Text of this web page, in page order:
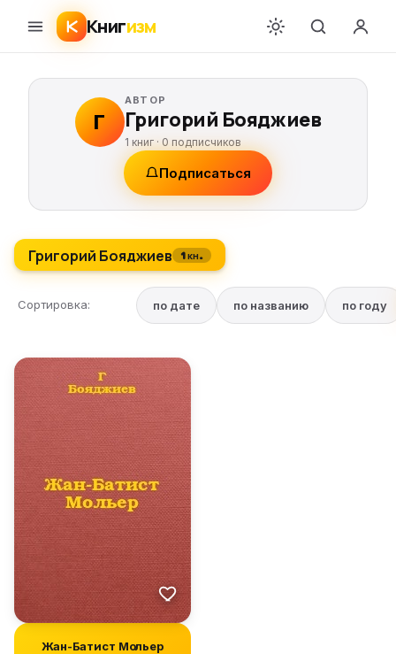
Книгизм
Г
АВТОР
Григорий Бояджиев
1 книг · 0 подписчиков
Подписаться
Григорий Бояджиев 1 кн.
Сортировка: по дате по названию по году
Жан-Батист Мольер